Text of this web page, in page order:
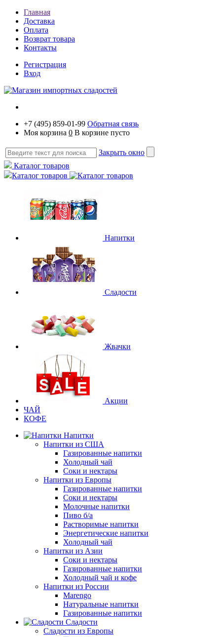
Главная
Доставка
Оплата
Возврат товара
Контакты
Регистрация
Вход
+7 (495) 859-01-99 Обратная связь
Моя корзина 0 В корзине пусто
Закрыть окно
Каталог товаров
Каталог товаров
Напитки
Сладости
Жвачки
Акции
ЧАЙ
КОФЕ
Напитки
Напитки из США
Газированные напитки
Холодный чай
Соки и нектары
Напитки из Европы
Газированные напитки
Соки и нектары
Молочные напитки
Пиво б/а
Растворимые напитки
Энергетические напитки
Холодный чай
Напитки из Азии
Соки и нектары
Газированные напитки
Холодный чай и кофе
Напитки из России
Marengo
Натуральные напитки
Газированные напитки
Сладости
Сладости из Европы